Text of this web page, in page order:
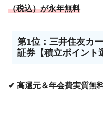
（税込）が永年無料
第1位：三井住友カ
証券【積立ポイント
✔︎ 高還元＆年会費実質無